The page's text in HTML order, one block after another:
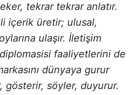
tekrar tekrar anlatır.
içerik üretir; ulusal,
ulaşır. İletişim
diplomasisi faaliyetlerini de
dünyaya gurur
gösterir, söyler, duyurur.